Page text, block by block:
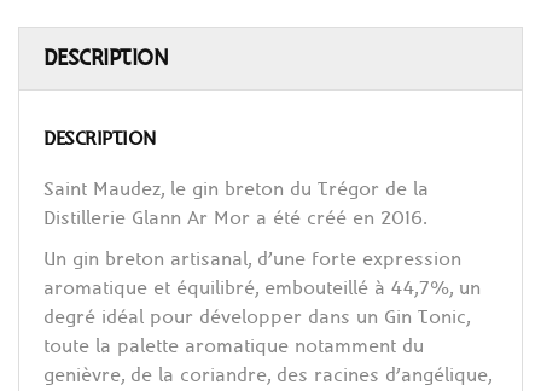
DESCRIPTION
DESCRIPTION
Saint Maudez, le gin breton du Trégor de la
Distillerie Glann Ar Mor a été créé en 2016.
Un gin breton artisanal, d’une forte expression
aromatique et équilibré, embouteillé à 44,7%, un
degré idéal pour développer dans un Gin Tonic,
toute la palette aromatique notamment du
genièvre, de la coriandre, des racines d’angélique,